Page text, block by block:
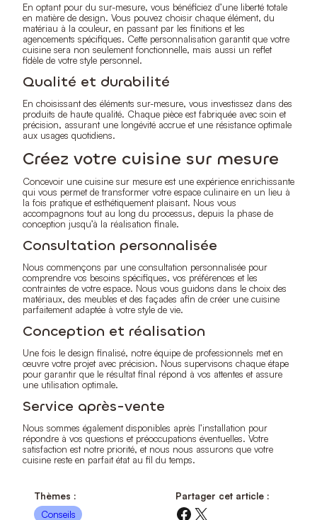
En optant pour du sur-mesure, vous bénéficiez d’une liberté totale
en matière de design. Vous pouvez choisir chaque élément, du
matériau à la couleur, en passant par les finitions et les
agencements spécifiques. Cette personnalisation garantit que votre
cuisine sera non seulement fonctionnelle, mais aussi un reflet
fidèle de votre style personnel.
Qualité et durabilité
En choisissant des éléments sur-mesure, vous investissez dans des
produits de haute qualité. Chaque pièce est fabriquée avec soin et
précision, assurant une longévité accrue et une résistance optimale
aux usages quotidiens.
Créez votre cuisine sur mesure
Concevoir une cuisine sur mesure est une expérience enrichissante
qui vous permet de transformer votre espace culinaire en un lieu à
la fois pratique et esthétiquement plaisant. Nous vous
accompagnons tout au long du processus, depuis la phase de
conception jusqu’à la réalisation finale.
Consultation personnalisée
Nous commençons par une consultation personnalisée pour
comprendre vos besoins spécifiques, vos préférences et les
contraintes de votre espace. Nous vous guidons dans le choix des
matériaux, des meubles et des façades afin de créer une cuisine
parfaitement adaptée à votre style de vie.
Conception et réalisation
Une fois le design finalisé, notre équipe de professionnels met en
œuvre votre projet avec précision. Nous supervisons chaque étape
pour garantir que le résultat final répond à vos attentes et assure
une utilisation optimale.
Service après-vente
Nous sommes également disponibles après l’installation pour
répondre à vos questions et préoccupations éventuelles. Votre
satisfaction est notre priorité, et nous nous assurons que votre
cuisine reste en parfait état au fil du temps.
Thèmes :
Conseils
Partager cet article :
Facebook
X